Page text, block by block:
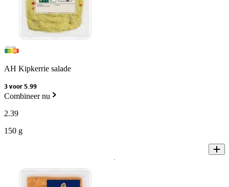
AH Kipkerrie salade
3 voor 5.99
Combineer nu
2.39
150 g